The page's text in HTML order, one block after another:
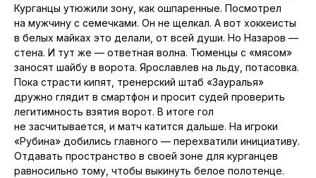
Курганцы утюжили зону, как ошпаренные. Посмотрел
на мужчину с семечками. Он не щелкал. А вот хоккеисты
в белых майках это делали, от всей души. Но Назаров —
стена. И тут же — ответная волна. Тюменцы с «мясом»
заносят шайбу в ворота. Ярославлев на льду, потасовка.
Пока страсти кипят, тренерский штаб «Зауралья»
дружно глядит в смартфон и просит судей проверить
легитимность взятия ворот. В итоге гол
не засчитывается, и матч катится дальше. На игроки
«Рубина» добились главного — перехватили инициативу.
Отдавать пространство в своей зоне для курганцев
равносильно тому, чтобы выкинуть белое полотенце.